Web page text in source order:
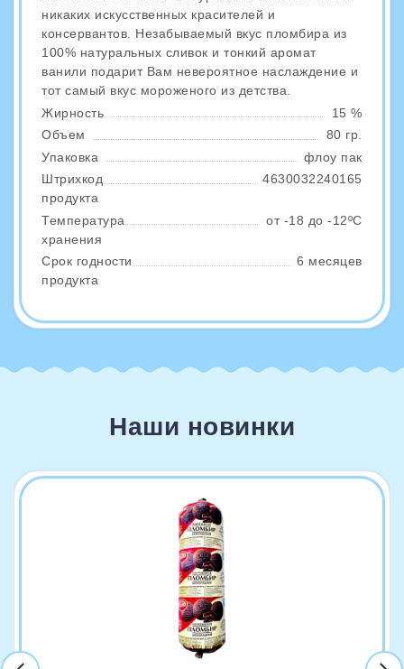
никаких искусственных красителей и
консервантов. Незабываемый вкус пломбира из
100% натуральных сливок и тонкий аромат
ванили подарит Вам невероятное наслаждение и
тот самый вкус мороженого из детства.
Жирность
15 %
Объем
80 гр.
Упаковка
флоу пак
Штрихкод
продукта
4630032240165
Температура
хранения
от -18 до -12ºС
Срок годности
продукта
6 месяцев
Наши новинки